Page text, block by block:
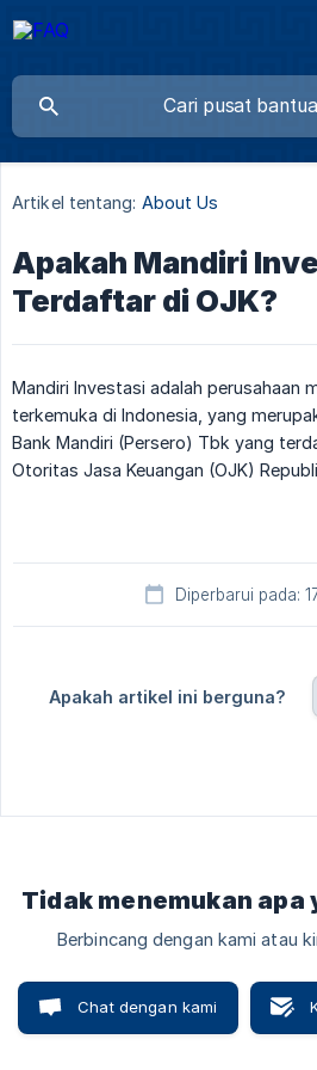
Artikel tentang: About Us
Apakah Mandiri
Terdaftar di OJK?
Mandiri Investasi adalah perusahaan
terkemuka di Indonesia, yang
Bank Mandiri (Persero) Tbk yang
Otoritas Jasa Keuangan (OJK)
Diperbarui pada:
Apakah artikel ini berguna?
Tidak menemukan apa
Berbincang dengan kami atau
Chat dengan kami